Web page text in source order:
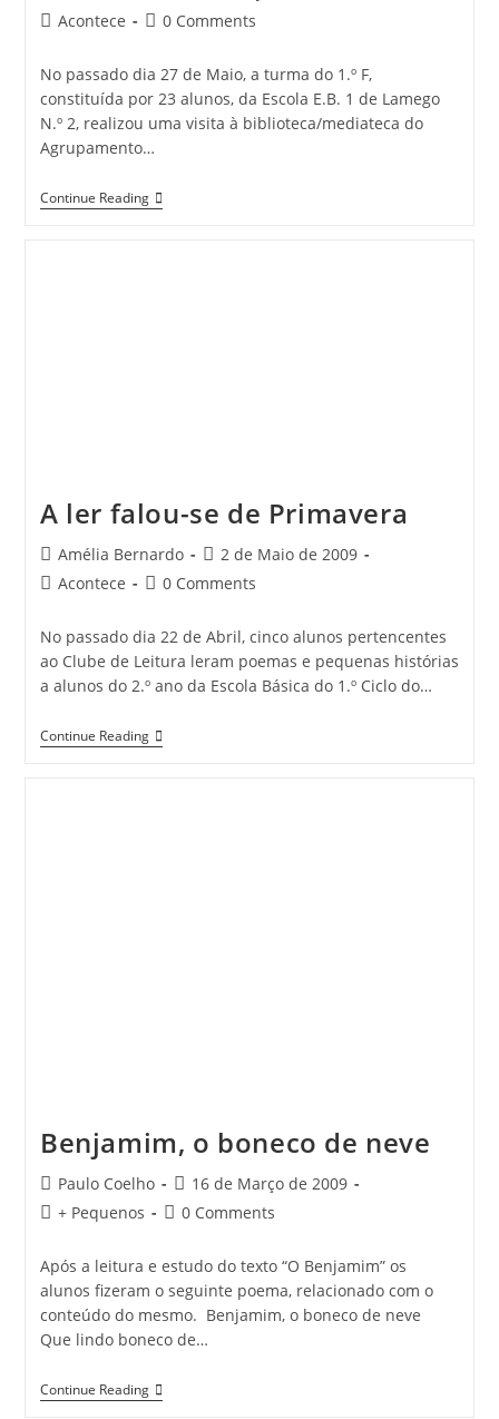
author:
published:
PostAcontece
Post0 Comments
No passado dia 27 de Maio, a turma do 1.º F,
constituída por 23 alunos, da Escola E.B. 1 de Lamego
N.º 2, realizou uma visita à biblioteca/mediateca do
Agrupamento…
Continue ReadingVISITA
À
A ler falou-se de Primavera
Post
author:
Amélia Bernardo
Post
published:
2 de Maio de 2009
PostAcontece
Post0 Comments
No passado dia 22 de Abril, cinco alunos pertencentes
ao Clube de Leitura leram poemas e pequenas histórias
a alunos do 2.º ano da Escola Básica do 1.º Ciclo do…
Continue ReadingA
Ler
Benjamim, o boneco de neve
Post
author:
Paulo Coelho
Post
published:
16 de Março de 2009
Post+ Pequenos
Post0 Comments
Após a leitura e estudo do texto “O Benjamim” os
alunos fizeram o seguinte poema, relacionado com o
conteúdo do mesmo. Benjamim, o boneco de neve
Que lindo boneco de…
Continue ReadingBenjamim,
O